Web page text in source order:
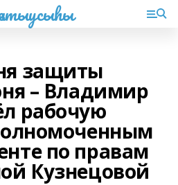
защиты
– Владимир
рабочую
по правам
Кузнецовой